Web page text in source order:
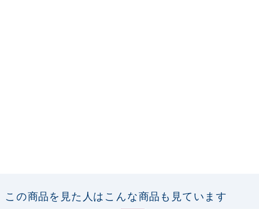
この商品を見た人はこんな商品も見ています